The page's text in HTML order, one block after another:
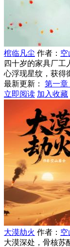
棺临凡尘 作者： 空
四十岁的家具厂
心浮现星纹，获
最新更新： 第一章
立即阅读 加入收藏
大漠劫火 作者： 空
大漠深处，骨核苏